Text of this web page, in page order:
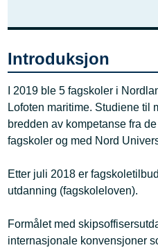
Introduksjon
I 2019 ble 5 fagskoler i
Lofoten maritime. Studiene
bredden av kompetanse fra
fagskoler og med Nord
Etter juli 2018 er
utdanning (fagskoleloven).
Formålet med
internasjonale konvensjoner